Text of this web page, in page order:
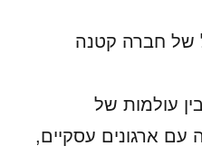
של חברה קטנה
עולמות של
ארגונים עסקיים,